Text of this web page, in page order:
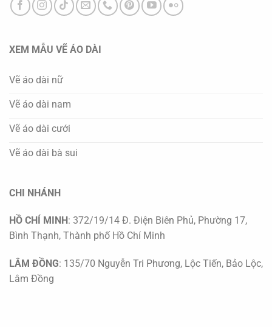
XEM MẪU VẼ ÁO DÀI
Vẽ áo dài nữ
Vẽ áo dài nam
Vẽ áo dài cưới
Vẽ áo dài bà sui
CHI NHÁNH
HỒ CHÍ MINH : 372/19/14 Đ. Điện Biên Phủ, Phường 17,
Bình Thạnh, Thành phố Hồ Chí Minh
LÂM ĐỒNG: 135/70 Nguyễn Tri Phương, Lộc Tiến, Bảo Lộc,
Lâm Đồng